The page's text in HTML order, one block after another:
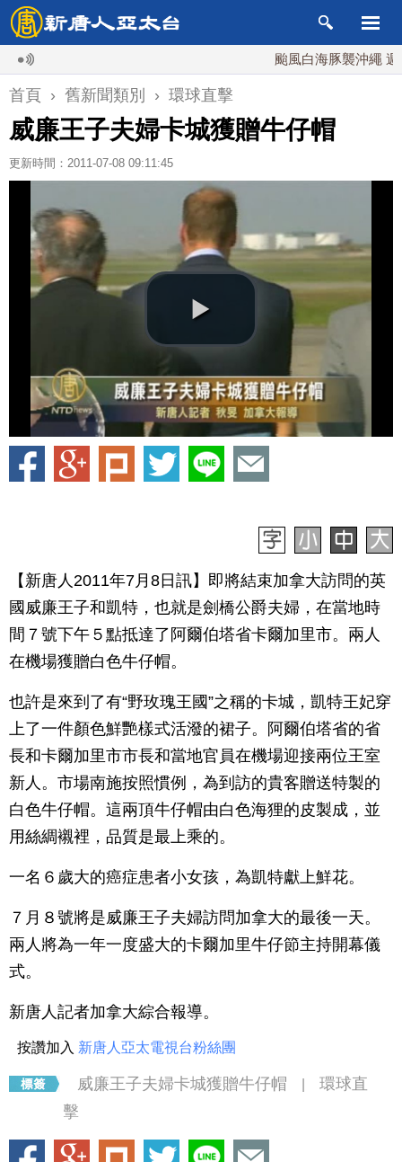
颱風白海豚襲沖繩 週末
首頁 › 舊新聞類別 › 環球直擊
威廉王子夫婦卡城獲贈牛仔帽
更新時間：2011-07-08 09:11:45
【新唐人2011年7月8日訊】即將結束加拿大訪問的英
國威廉王子和凱特，也就是劍橋公爵夫婦，在當地時
間７號下午５點抵達了阿爾伯塔省卡爾加里市。兩人
在機場獲贈白色牛仔帽。
也許是來到了有“野玫瑰王國”之稱的卡城，凱特王妃穿
上了一件顏色鮮艷樣式活潑的裙子。阿爾伯塔省的省
長和卡爾加里市市長和當地官員在機場迎接兩位王室
新人。市場南施按照慣例，為到訪的貴客贈送特製的
白色牛仔帽。這兩頂牛仔帽由白色海狸的皮製成，並
用絲綢襯裡，品質是最上乘的。
一名６歲大的癌症患者小女孩，為凱特獻上鮮花。
７月８號將是威廉王子夫婦訪問加拿大的最後一天。
兩人將為一年一度盛大的卡爾加里牛仔節主持開幕儀
式。
新唐人記者加拿大綜合報導。
按讚加入 新唐人亞太電視台粉絲團
威廉王子夫婦卡城獲贈牛仔帽
環球直
擊